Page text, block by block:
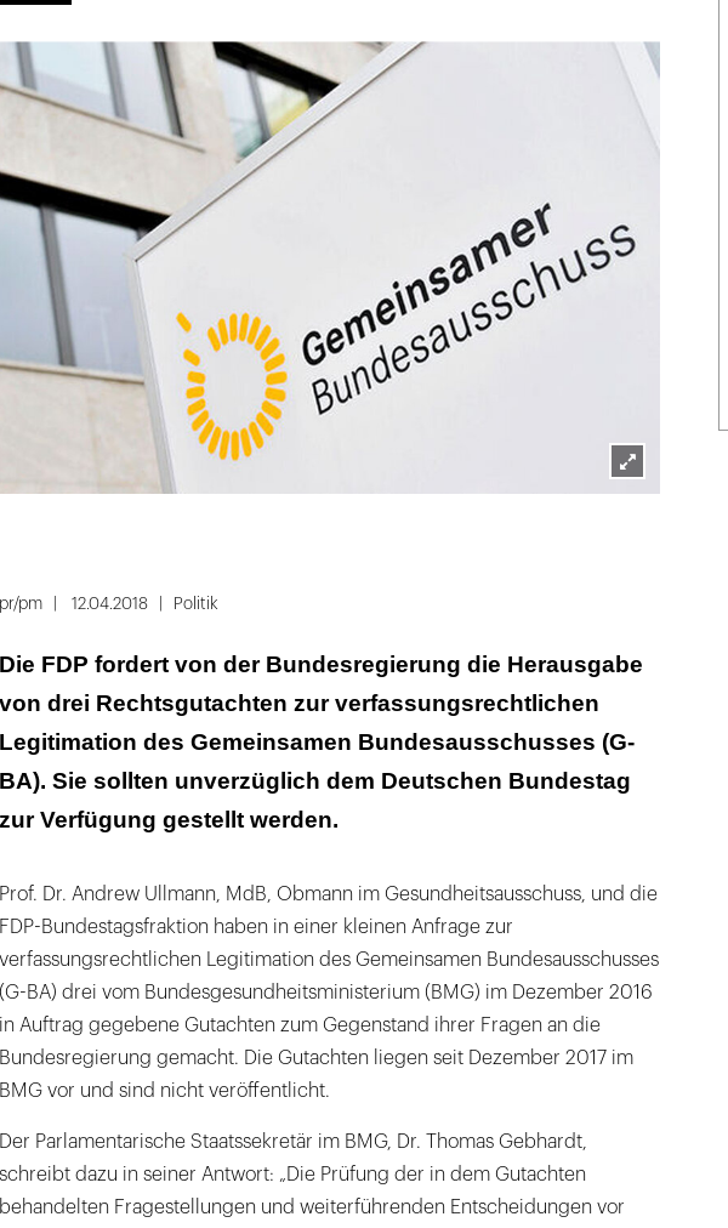
Lightbox
pr/pm 12.04.2018 Politik
Die FDP fordert von der Bundesregierung die Herausgabe
von drei Rechtsgutachten zur verfassungsrechtlichen
Legitimation des Gemeinsamen Bundesausschusses (G-
BA). Sie sollten unverzüglich dem Deutschen Bundestag
zur Verfügung gestellt werden.
Prof. Dr. Andrew Ullmann, MdB, Obmann im Gesundheitsausschuss, und die
FDP-Bundestagsfraktion haben in einer kleinen Anfrage zur
verfassungsrechtlichen Legitimation des Gemeinsamen Bundesausschusses
(G-BA) drei vom Bundesgesundheitsministerium (BMG) im Dezember 2016
in Auftrag gegebene Gutachten zum Gegenstand ihrer Fragen an die
Bundesregierung gemacht. Die Gutachten liegen seit Dezember 2017 im
BMG vor und sind nicht veröffentlicht.
Der Parlamentarische Staatssekretär im BMG, Dr. Thomas Gebhardt,
schreibt dazu in seiner Antwort: „Die Prüfung der in dem Gutachten
behandelten Fragestellungen und weiterführenden Entscheidungen vor